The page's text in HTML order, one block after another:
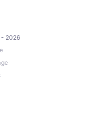
2026